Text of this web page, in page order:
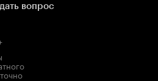
вопрос